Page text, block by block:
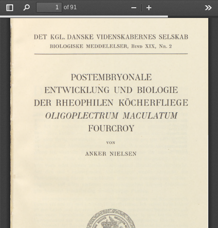
Toggle
Sidebar
Find
of 91
Zoom
Out
In
DET KGL. DANSKE VIDENSKABERNES SELSKAB
BIOLOGISKE MEDDELELSER, Bind XIX, N r . 2
POSTEMBRYONALE
ENTWICKLUNG UND BIOLOGIE
DER RHEOPHILEN KÖCHERFLIEGE
OLIGOPLECTRUM MACULATUM
FOURCROY
ANKER NIELSEN